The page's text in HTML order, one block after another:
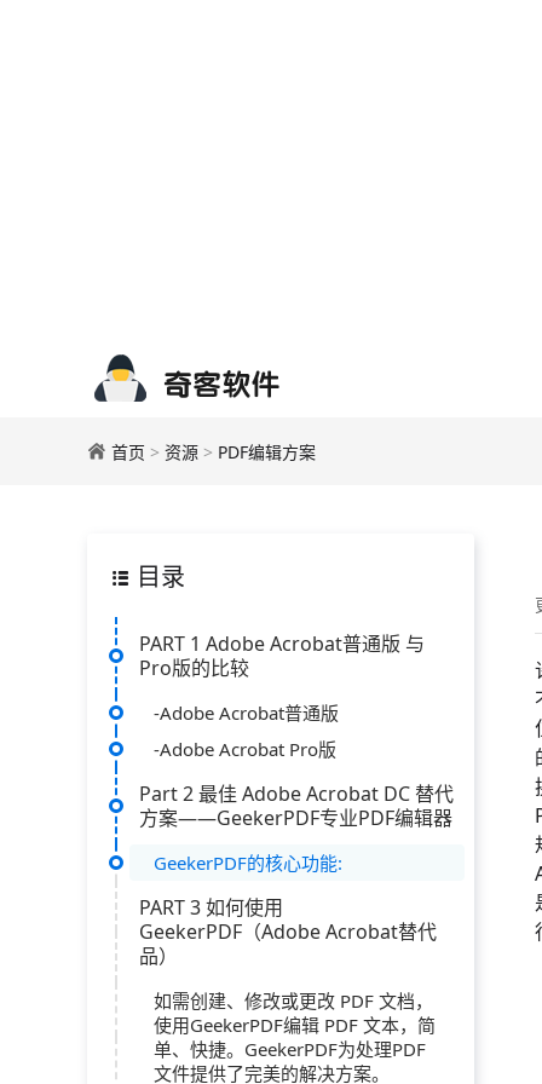
首页 > 资源 > PDF编辑方案
目录
PART 1 Adobe Acrobat普通版 与
Pro版的比较
-Adobe Acrobat普通版
-Adobe Acrobat Pro版
Part 2 最佳 Adob​​e Acrobat DC 替代
方案——GeekerPDF专业PDF编辑器
GeekerPDF的核心功能:
PART 3 如何使用
GeekerPDF（Adobe Acrobat替代
品）
如需创建、修改或更改 PDF 文档，
使用GeekerPDF编辑 PDF 文本，简
单、快捷。GeekerPDF为处理PDF
文件提供了完美的解决方案。